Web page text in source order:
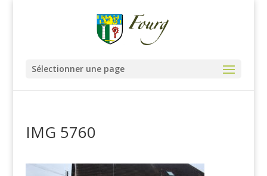
Sélectionner une page
IMG 5760